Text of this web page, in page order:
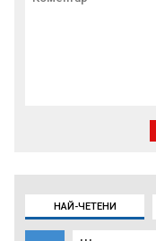
НАЙ-ЧЕТЕНИ